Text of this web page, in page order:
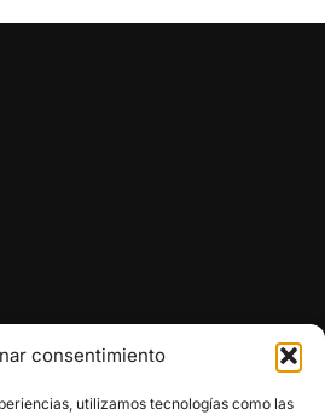
consentimiento
utilizamos tecnologías como las